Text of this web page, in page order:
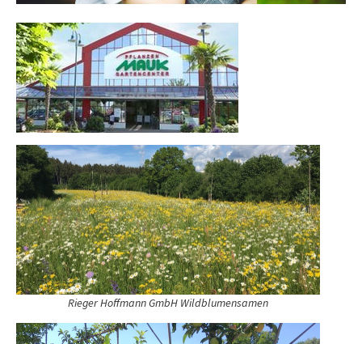
Rieger Hoffmann GmbH Wildblumensamen